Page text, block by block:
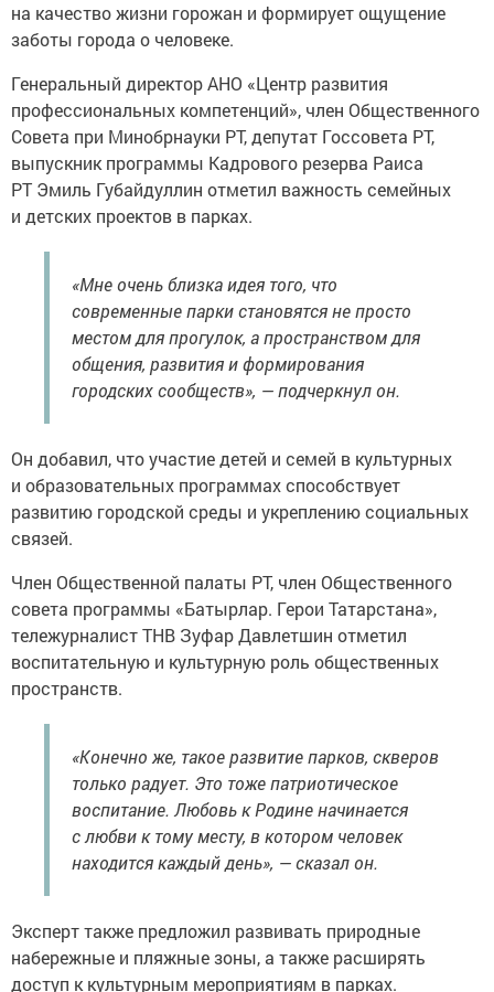
на качество жизни горожан и формирует ощущение
заботы города о человеке.
Генеральный директор АНО «Центр развития
профессиональных компетенций», член Общественного
Совета при Минобрнауки РТ, депутат Госсовета РТ,
выпускник программы Кадрового резерва Раиса
РТ Эмиль Губайдуллин отметил важность семейных
и детских проектов в парках.
«Мне очень близка идея того, что
современные парки становятся не просто
местом для прогулок, а пространством для
общения, развития и формирования
городских сообществ», — подчеркнул он.
Он добавил, что участие детей и семей в культурных
и образовательных программах способствует
развитию городской среды и укреплению социальных
связей.
Член Общественной палаты РТ, член Общественного
совета программы «Батырлар. Герои Татарстана»,
тележурналист ТНВ Зуфар Давлетшин отметил
воспитательную и культурную роль общественных
пространств.
«Конечно же, такое развитие парков, скверов
только радует. Это тоже патриотическое
воспитание. Любовь к Родине начинается
с любви к тому месту, в котором человек
находится каждый день», — сказал он.
Эксперт также предложил развивать природные
набережные и пляжные зоны, а также расширять
доступ к культурным мероприятиям в парках.